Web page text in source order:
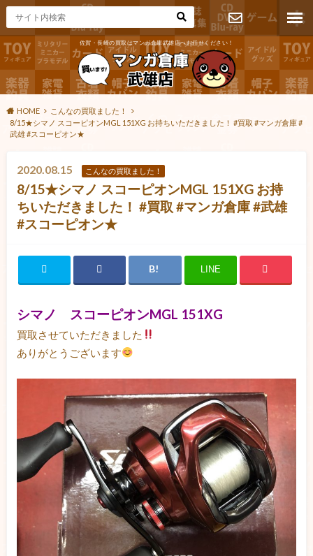
佐賀・長崎の買取はマンガ倉庫武雄店へお任せください！
お問い合わ
せ
HOME
こんなの買取ました！
8/15★シマノ スコーピオンMGL 151XG お持ちいただきました！ #買取 #マンガ倉庫 #
武雄 #スコーピオン★
2020.08.15 こんなの買取ました！
8/15★シマノ スコーピオンMGL 151XG お持
ちいただきました！ #買取 #マンガ倉庫 #武雄
#スコーピオン★
LINE
シマノ スコーピオンMGL 151XG
買取させていただきました
ありがとうございます